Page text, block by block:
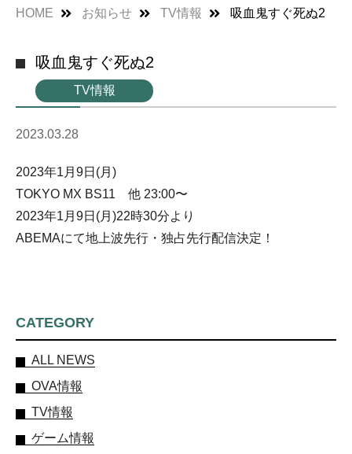
HOME お知らせ TV情報 吸血鬼すぐ死ぬ2
吸血鬼すぐ死ぬ2
TV情報
2023.03.28
2023年1月9日(月)
TOKYO MX BS11 他 23:00〜
2023年1月9日(月)22時30分より
ABEMAにて地上波先行・独占先行配信決定！
CATEGORY
ALL NEWS
OVA情報
TV情報
ゲーム情報